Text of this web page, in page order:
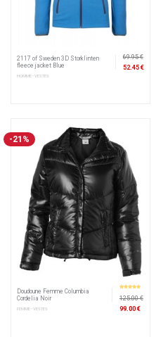
2117 of Sweden 3D Storklinten
fleece jacket Blue
HOMME • VESTES
69.95 €
52.45 €
-21%
Doudoune Femme Columbia
Cordelia Noir
FEMME • VESTES
125.00 €
99.00 €